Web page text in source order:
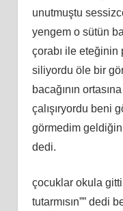
unutmuştu
yengem o sütün
çorabı ile eteğinin
siliyordu öle bir
bacağının
çalışıryordu beni
görmedim
dedi.
çocuklar okula
tutarmısın”” dedi